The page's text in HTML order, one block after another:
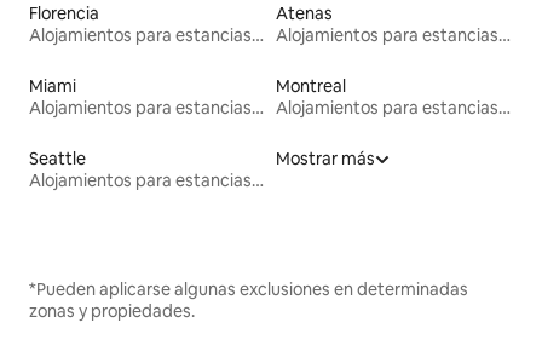
Florencia
Alojamientos para estancias largas
Atenas
Alojamientos para estancias largas
Miami
Alojamientos para estancias largas
Montreal
Alojamientos para estancias largas
Seattle
Alojamientos para estancias largas
Mostrar más
*Pueden aplicarse algunas exclusiones en determinadas
zonas y propiedades.